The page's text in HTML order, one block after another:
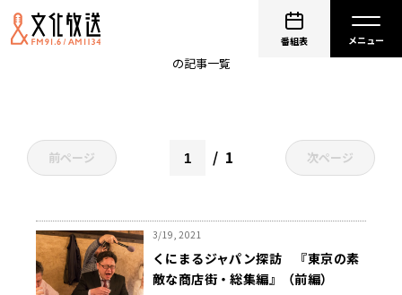
番組表
の記事一覧
前ページ 1 次ページ
3/19, 2021
くにまるジャパン探訪 『東京の素
敵な商店街・総集編』（前編）